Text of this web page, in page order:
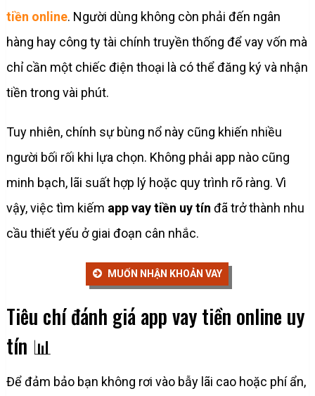
tiền online. Người dùng không còn phải đến ngân
hàng hay công ty tài chính truyền thống để vay vốn mà
chỉ cần một chiếc điện thoại là có thể đăng ký và nhận
tiền trong vài phút.
Tuy nhiên, chính sự bùng nổ này cũng khiến nhiều
người bối rối khi lựa chọn. Không phải app nào cũng
minh bạch, lãi suất hợp lý hoặc quy trình rõ ràng. Vì
vậy, việc tìm kiếm app vay tiền uy tín đã trở thành nhu
cầu thiết yếu ở giai đoạn cân nhắc.
MUỐN NHẬN KHOẢN VAY
Tiêu chí đánh giá app vay tiền online uy
tín 📊
Để đảm bảo bạn không rơi vào bẫy lãi cao hoặc phí ẩn,